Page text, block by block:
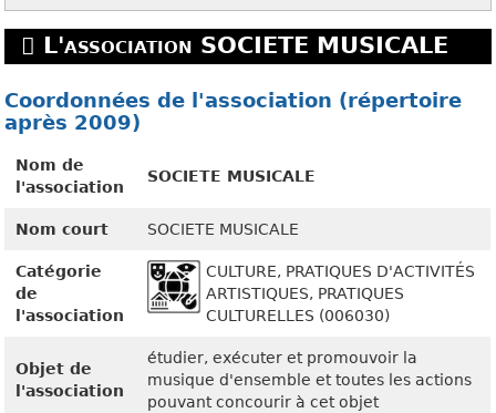
L'association SOCIETE MUSICALE
Coordonnées de l'association (répertoire
après 2009)
Nom de
l'association
SOCIETE MUSICALE
Nom court SOCIETE MUSICALE
Catégorie
de
l'association
CULTURE, PRATIQUES D'ACTIVITÉS
ARTISTIQUES, PRATIQUES
CULTURELLES (006030)
Objet de
l'association
étudier, exécuter et promouvoir la
musique d'ensemble et toutes les actions
pouvant concourir à cet objet